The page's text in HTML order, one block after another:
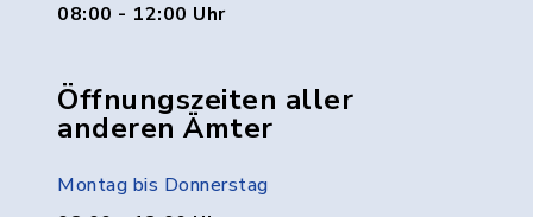
08:00 - 12:00 Uhr
Öffnungszeiten aller
anderen Ämter
Montag bis Donnerstag